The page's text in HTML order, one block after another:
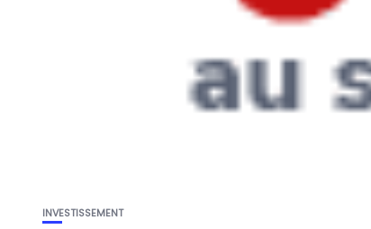
INVESTISSEMENT